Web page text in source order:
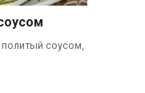
соусом,